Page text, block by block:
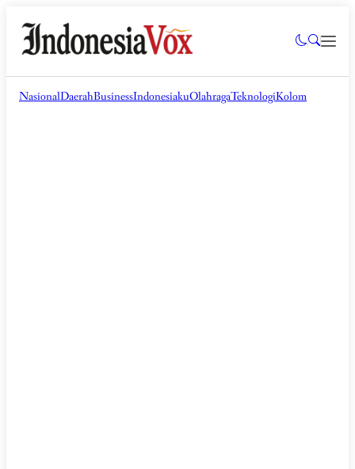
NasionalDaerahBusinessIndonesiakuOlahragaTeknologiKolom